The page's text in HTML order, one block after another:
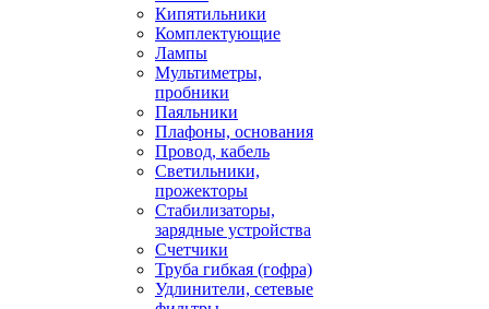
Кипятильники
Комплектующие
Лампы
Мультиметры,
пробники
Паяльники
Плафоны, основания
Провод, кабель
Светильники,
прожекторы
Стабилизаторы,
зарядные устройства
Счетчики
Труба гибкая (гофра)
Удлинители, сетевые